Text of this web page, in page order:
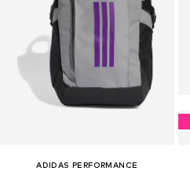
ADIDAS PERFORMANCE